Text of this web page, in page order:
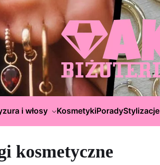
i włosy KosmetykiPoradyStylizacje
kosmetyczne